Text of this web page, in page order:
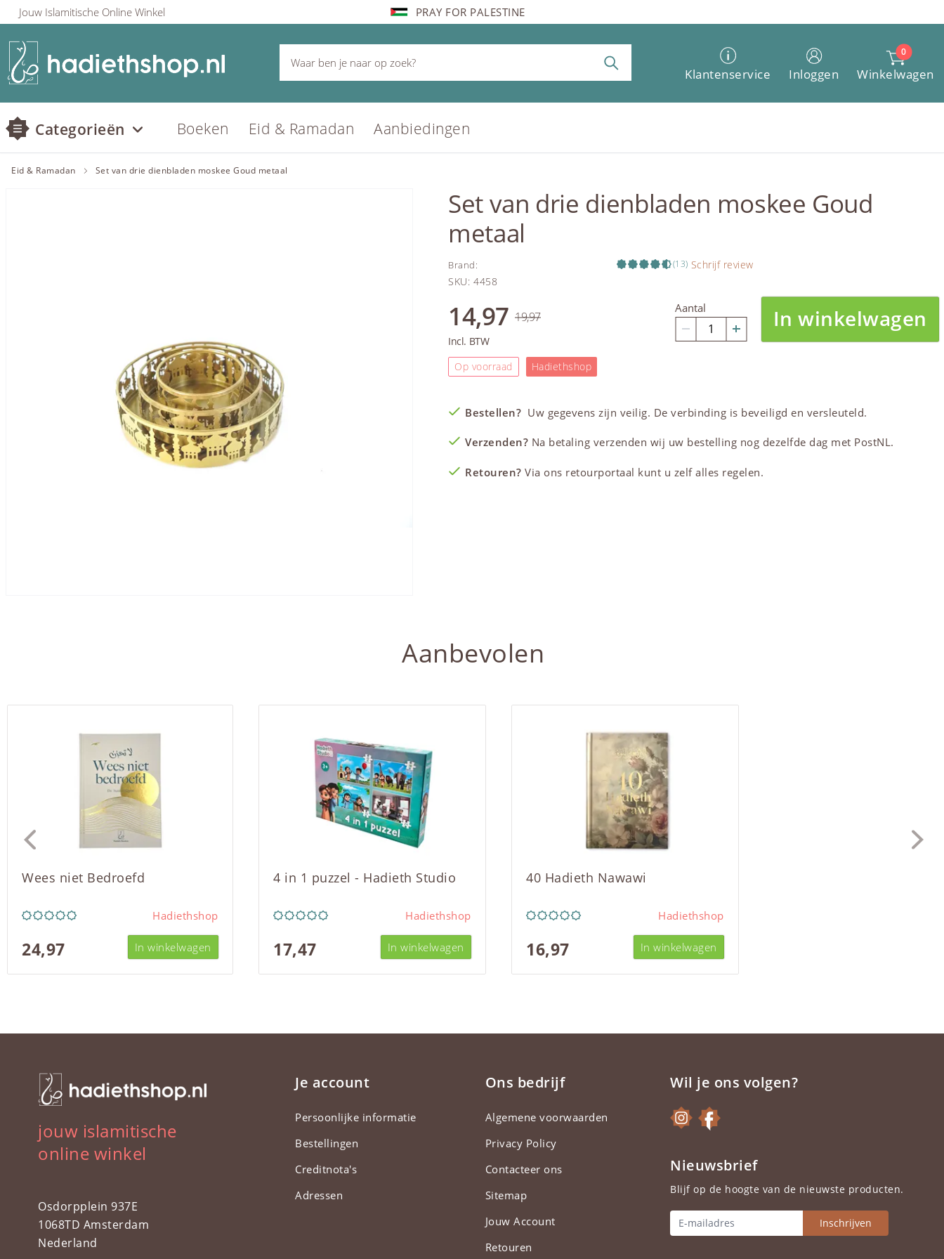
Jouw Islamitische Online Winkel PRAY FOR PALESTINE
Klantenservice Inloggen
0
Winkelwagen
Categorieën Boeken Eid & Ramadan Aanbiedingen
Eid & Ramadan Set van drie dienbladen moskee Goud metaal
Set van drie dienbladen moskee Goud
metaal
Brand: (13) Schrijf review
SKU: 4458
14,97 19,97
Incl. BTW
Op voorraad
Hadiethshop
Aantal In winkelwagen
Bestellen? Uw gegevens zijn veilig. De verbinding is beveiligd en versleuteld.
Verzenden? Na betaling verzenden wij uw bestelling nog dezelfde dag met PostNL.
Retouren? Via ons retourportaal kunt u zelf alles regelen.
Aanbevolen
Wees niet Bedroefd
Hadiethshop
24,97 In winkelwagen
4 in 1 puzzel - Hadieth Studio
Hadiethshop
17,47 In winkelwagen
40 Hadieth Nawawi
Hadiethshop
16,97 In winkelwagen
jouw islamitische
online winkel
Osdorpplein 937E
1068TD Amsterdam
Nederland
Je account
Persoonlijke informatie
Bestellingen
Creditnota's
Adressen
Ons bedrijf
Algemene voorwaarden
Privacy Policy
Contacteer ons
Sitemap
Jouw Account
Retouren
Wil je ons volgen?
Nieuwsbrief
Blijf op de hoogte van de nieuwste producten.
Inschrijven